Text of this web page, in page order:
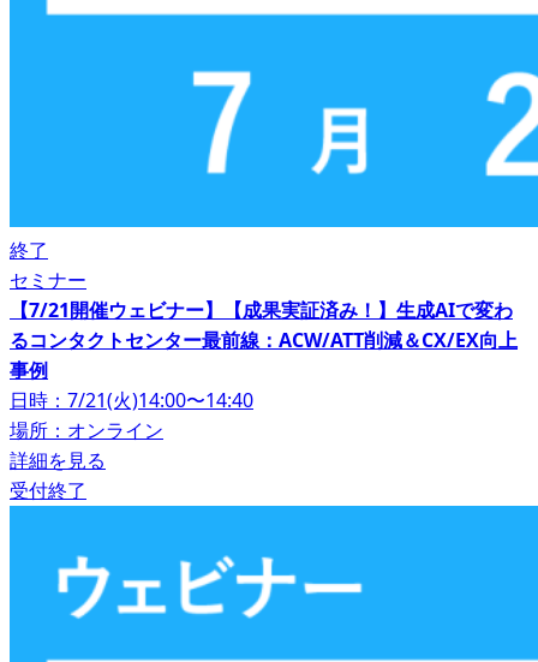
終了
セミナー
【7/21開催ウェビナー】【成果実証済み！】生成AIで変わ
るコンタクトセンター最前線：ACW/ATT削減＆CX/EX向上
事例
日時：7/21(火)14:00〜14:40
場所：オンライン
詳細を見る
受付終了